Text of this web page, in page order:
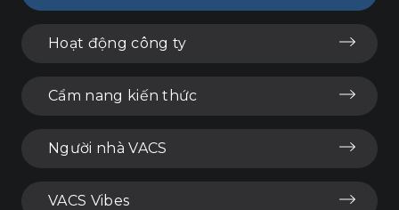
Hoạt động công ty
Cẩm nang kiến thức
Người nhà VACS
VACS Vibes